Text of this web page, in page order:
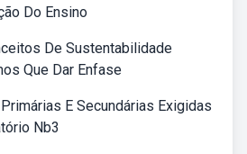
Do Ensino
De Sustentabilidade
Que Dar Enfase
E Secundárias Exigidas
Nb3